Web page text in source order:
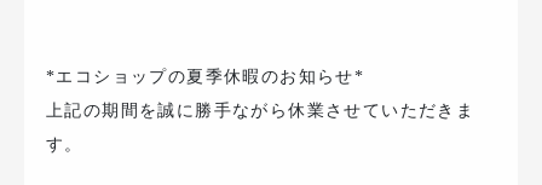
*エコショップの夏季休暇のお知らせ*
上記の期間を誠に勝手ながら休業させていただきま
す。